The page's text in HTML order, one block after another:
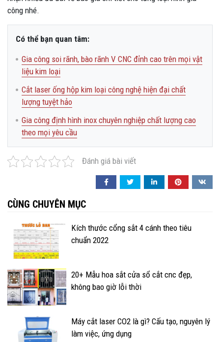
công nhé.
Có thể bạn quan tâm:
Gia công soi rãnh, bào rãnh V CNC đỉnh cao trên mọi vật
liệu kim loại
Cắt laser ống hộp kim loại công nghệ hiện đại chất
lượng tuyệt hảo
Gia công định hình inox chuyên nghiệp chất lượng cao
theo mọi yêu cầu
Đánh giá bài viết
CÙNG CHUYÊN MỤC
Kích thước cổng sắt 4 cánh theo tiêu
chuẩn 2022
20+ Mẫu hoa sắt cửa sổ cắt cnc đẹp,
không bao giờ lỗi thời
Máy cắt laser CO2 là gì? Cấu tạo, nguyên lý
làm việc, ứng dụng